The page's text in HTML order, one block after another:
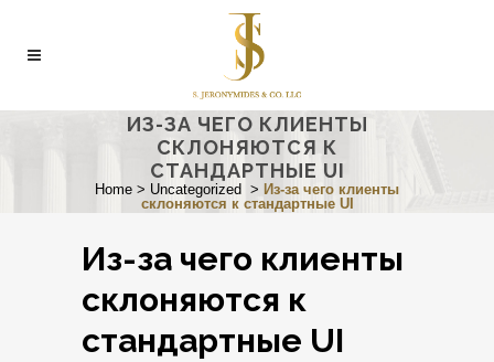
ИЗ-ЗА ЧЕГО КЛИЕНТЫ
СКЛОНЯЮТСЯ К
СТАНДАРТНЫЕ UI
Home > Uncategorized > Из-за чего клиенты
склоняются к стандартные UI
Из-за чего клиенты
склоняются к
стандартные UI